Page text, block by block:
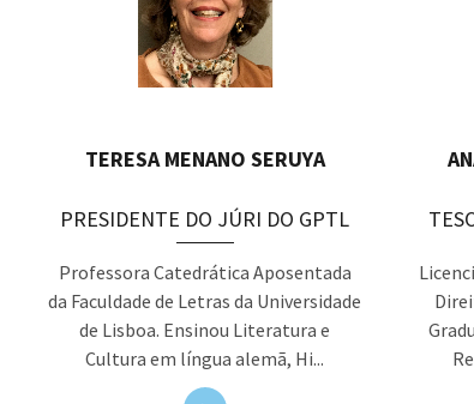
TERESA MENANO SERUYA
PRESIDENTE DO JÚRI DO GPTL
Professora Catedrática Aposentada
da Faculdade de Letras da Universidade
de Lisboa. Ensinou Literatura e
Cultura em língua alemã, Hi...